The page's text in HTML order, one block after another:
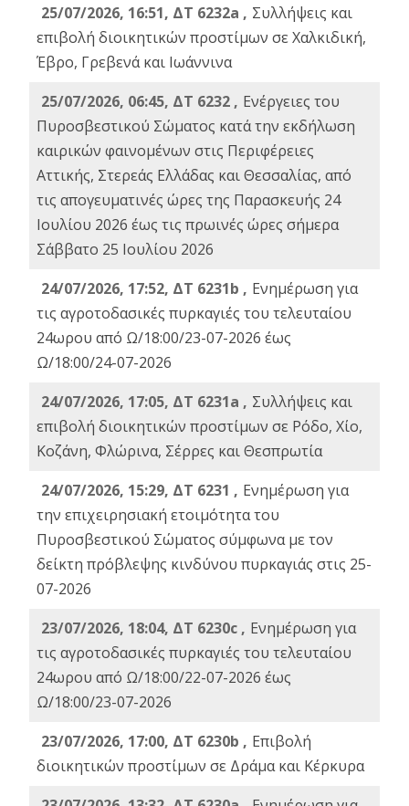
25/07/2026, 16:51, ΔΤ 6232a , Συλλήψεις και
επιβολή διοικητικών προστίμων σε Χαλκιδική,
Έβρο, Γρεβενά και Ιωάννινα
25/07/2026, 06:45, ΔΤ 6232 , Ενέργειες του
Πυροσβεστικού Σώματος κατά την εκδήλωση
καιρικών φαινομένων στις Περιφέρειες
Αττικής, Στερεάς Ελλάδας και Θεσσαλίας, από
τις απογευματινές ώρες της Παρασκευής 24
Ιουλίου 2026 έως τις πρωινές ώρες σήμερα
Σάββατο 25 Ιουλίου 2026
24/07/2026, 17:52, ΔΤ 6231b , Ενημέρωση για
τις αγροτοδασικές πυρκαγιές του τελευταίου
24ωρου από Ω/18:00/23-07-2026 έως
Ω/18:00/24-07-2026
24/07/2026, 17:05, ΔΤ 6231a , Συλλήψεις και
επιβολή διοικητικών προστίμων σε Ρόδο, Χίο,
Κοζάνη, Φλώρινα, Σέρρες και Θεσπρωτία
24/07/2026, 15:29, ΔΤ 6231 , Ενημέρωση για
την επιχειρησιακή ετοιμότητα του
Πυροσβεστικού Σώματος σύμφωνα με τον
δείκτη πρόβλεψης κινδύνου πυρκαγιάς στις 25-
07-2026
23/07/2026, 18:04, ΔΤ 6230c , Ενημέρωση για
τις αγροτοδασικές πυρκαγιές του τελευταίου
24ωρου από Ω/18:00/22-07-2026 έως
Ω/18:00/23-07-2026
23/07/2026, 17:00, ΔΤ 6230b , Επιβολή
διοικητικών προστίμων σε Δράμα και Κέρκυρα